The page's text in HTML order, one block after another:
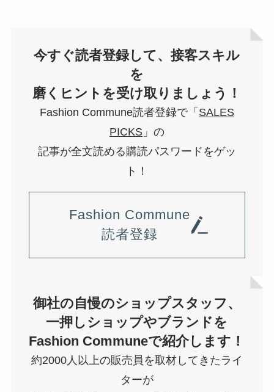
今すぐ読者登録して、接客スキル
を
磨くヒントを受け取りましょう！
Fashion Commune読者登録で「 SALES
PICKS」の
記事が全文読める購読パスワードをゲッ
ト！
Fashion Commune
読者登録
御社の自慢のショップスタッフ、
一押しショップやブランドを
Fashion Communeで紹介します！
約2000人以上の販売員を取材してきたライ
ターが